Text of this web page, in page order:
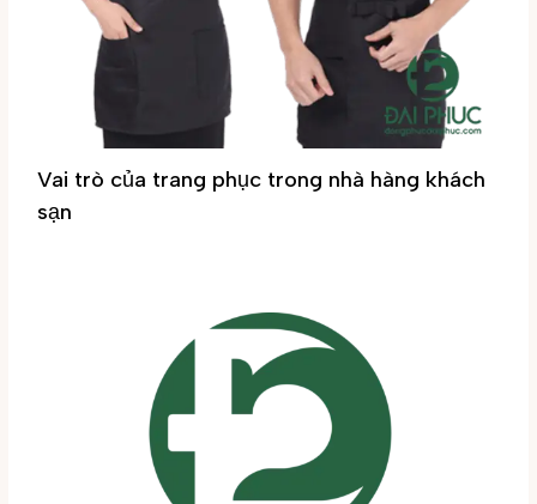
Vai trò của trang phục trong nhà hàng khách
sạn